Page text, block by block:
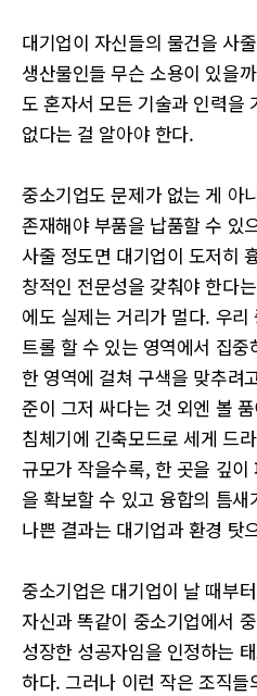
대기업이 자신들의 물건을 사
생산물인들 무슨 소용이 있을
도 혼자서 모든 기술과 인력을
없다는 걸 알아야 한다.
중소기업도 문제가 없는 게 아
존재해야 부품을 납품할 수 있
사줄 정도면 대기업이 도저히
창적인 전문성을 갖춰야 한다
에도 실제는 거리가 멀다. 우
트롤 할 수 있는 영역에서 집
한 영역에 걸쳐 구색을 맞추려
준이 그저 싸다는 것 외엔 볼
침체기에 긴축모드로 세게 드
규모가 작을수록, 한 곳을 깊
을 확보할 수 있고 융합의 틈
나쁜 결과는 대기업과 환경 탓
중소기업은 대기업이 날 때부
자신과 똑같이 중소기업에서
성장한 성공자임을 인정하는
하다. 그러나 이런 작은 조직